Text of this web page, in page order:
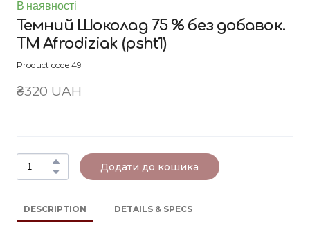
В наявності
Темний Шоколад 75 % без добавок.
ТМ Afrodiziak (psht1)
Product code 49
₴320 UAH
Додати до кошика
DESCRIPTION DETAILS & SPECS